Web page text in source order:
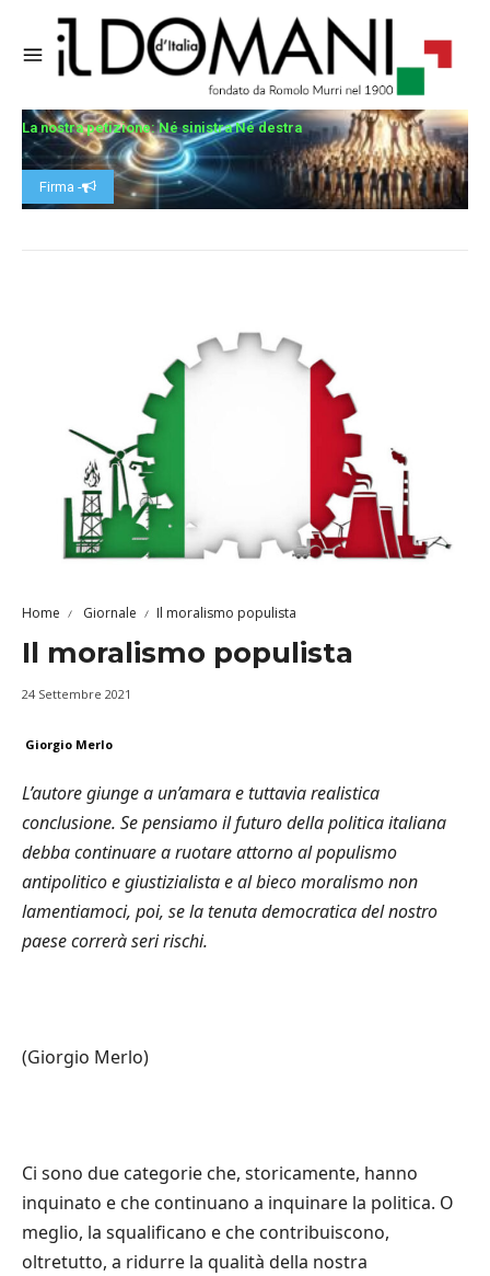
La nostra petizione: Né sinistra Né destra
Firma -
Home Giornale Il moralismo populista
Il moralismo populista
24 Settembre 2021
Giorgio Merlo
L’autore giunge a un’amara e tuttavia realistica
conclusione. Se pensiamo il futuro della politica italiana
debba continuare a ruotare attorno al populismo
antipolitico e giustizialista e al bieco moralismo non
lamentiamoci, poi, se la tenuta democratica del nostro
paese correrà seri rischi.
(Giorgio Merlo)
Ci sono due categorie che, storicamente, hanno
inquinato e che continuano a inquinare la politica. O
meglio, la squalificano e che contribuiscono,
oltretutto, a ridurre la qualità della nostra